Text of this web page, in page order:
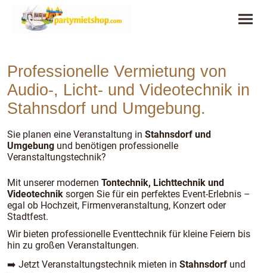
Professionelle Vermietung von
Audio-, Licht- und Videotechnik in
Stahnsdorf und Umgebung.
Sie planen eine Veranstaltung in Stahnsdorf und
Umgebung und benötigen professionelle
Veranstaltungstechnik?
Mit unserer modernen Tontechnik, Lichttechnik und
Videotechnik sorgen Sie für ein perfektes Event-Erlebnis –
egal ob Hochzeit, Firmenveranstaltung, Konzert oder
Stadtfest.
Wir bieten professionelle Eventtechnik für kleine Feiern bis
hin zu großen Veranstaltungen.
➡️ Jetzt Veranstaltungstechnik mieten in Stahnsdorf und